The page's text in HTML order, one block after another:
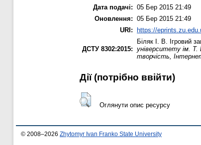
Дата подачі: 05 Бер 2015 21:49
Оновлення: 05 Бер 2015 21:49
URI: https://
ДСТУ 8302:2015:
Біляк І. В. Ігровий
університету ім. Т.
творчість,
Дії ​​(потрібно ввійти)
Оглянути опис ресурсу
© 2008–2026 Zhytomyr Ivan Franko State University